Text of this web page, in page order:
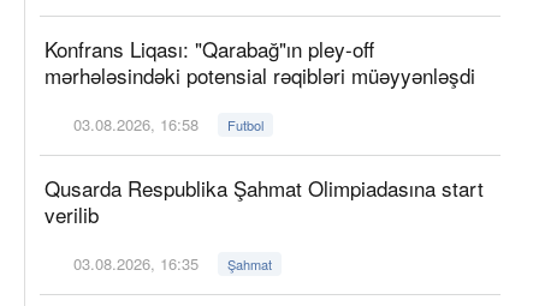
Konfrans Liqası: "Qarabağ"ın pley-off
mərhələsindəki potensial rəqibləri müəyyənləşdi
03.08.2026, 16:58 Futbol
Qusarda Respublika Şahmat Olimpiadasına start
verilib
03.08.2026, 16:35 Şahmat